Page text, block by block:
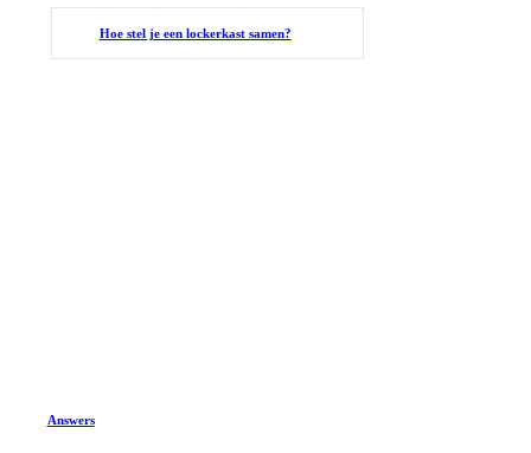
Hoe stel je een lockerkast samen?
Answers